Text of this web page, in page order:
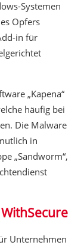
Systemen
Opfers
in für
„Kapena“
häufig bei
Die Malware
in
„Sandworm“,
Unternehmen